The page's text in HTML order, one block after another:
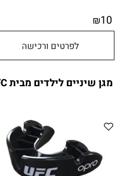
₪10
לפרטים ורכישה
מגן שיניים לילדים מבית UFC